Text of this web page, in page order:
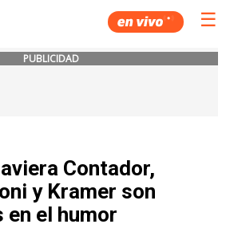
☰
PUBLICIDAD
Contador,
y Kramer son
el humor